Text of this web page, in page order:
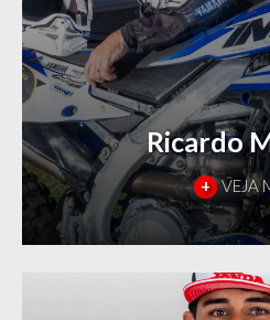
Ricardo
+ VEJA